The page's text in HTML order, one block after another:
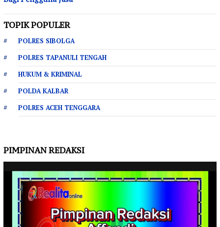
TOPIK POPULER
POLRES SIBOLGA
POLRES TAPANULI TENGAH
HUKUM & KRIMINAL
POLDA KALBAR
POLRES ACEH TENGGARA
PIMPINAN REDAKSI